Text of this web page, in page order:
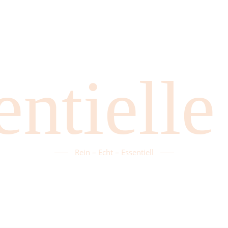
Rein – Echt – Essentiell